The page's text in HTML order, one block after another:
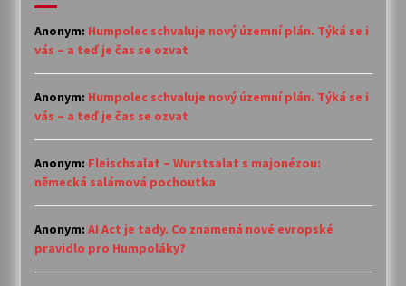
Anonym: Humpolec schvaluje nový územní plán. Týká se i
vás – a teď je čas se ozvat
Anonym: Humpolec schvaluje nový územní plán. Týká se i
vás – a teď je čas se ozvat
Anonym: Fleischsalat – Wurstsalat s majonézou:
německá salámová pochoutka
Anonym: AI Act je tady. Co znamená nové evropské
pravidlo pro Humpoláky?